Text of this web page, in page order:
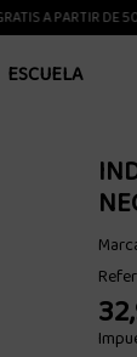
A PARTIR DE 50€
ESCUELA